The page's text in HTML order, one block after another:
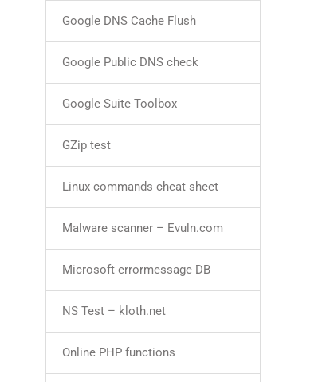
Google DNS Cache Flush
Google Public DNS check
Google Suite Toolbox
GZip test
Linux commands cheat sheet
Malware scanner – Evuln.com
Microsoft errormessage DB
NS Test – kloth.net
Online PHP functions